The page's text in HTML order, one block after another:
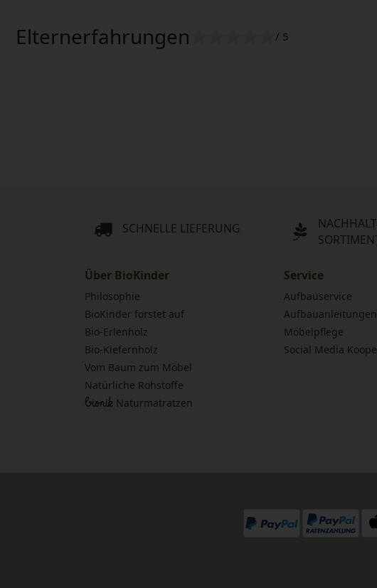
Elternerfahrungen
/ 5
SCHNELLE LIEFERUNG
Über BioKinder
Philosophie
BioKinder forstet auf
Bio-Erlenholz
Bio-Kiefernholz
Vom Baum zum Möbel
Natürliche Rohstoffe
bionik Naturmatratzen
Service
Aufbauservice
Aufbauanleitungen
Möbelpflege
Social Media